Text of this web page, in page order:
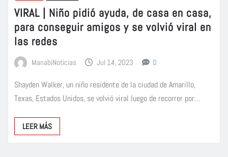
VIRAL | Niño pidió ayuda, de casa en casa,
para conseguir amigos y se volvió viral en
las redes
ManabiNoticias Jul 14, 2023 0
Shayden Walker, un niño residente de la ciudad de Amarillo,
Texas, Estados Unidos, se volvió viral luego de recorrer por…
LEER MÁS